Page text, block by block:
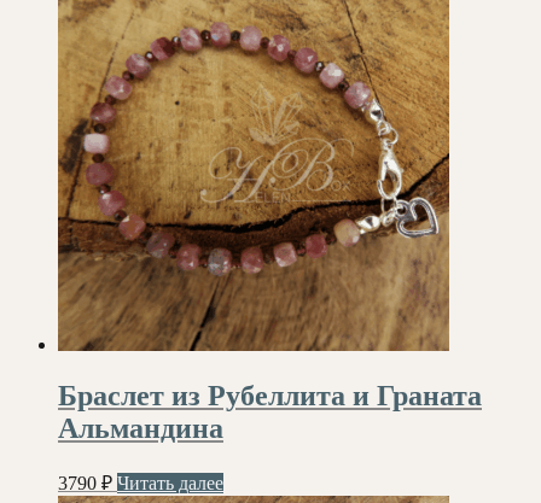
Браслет из Рубеллита и Граната
Альмандина
3790 ₽ Читать далее